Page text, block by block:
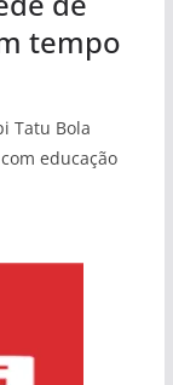
tempo
Tatu Bola
educação